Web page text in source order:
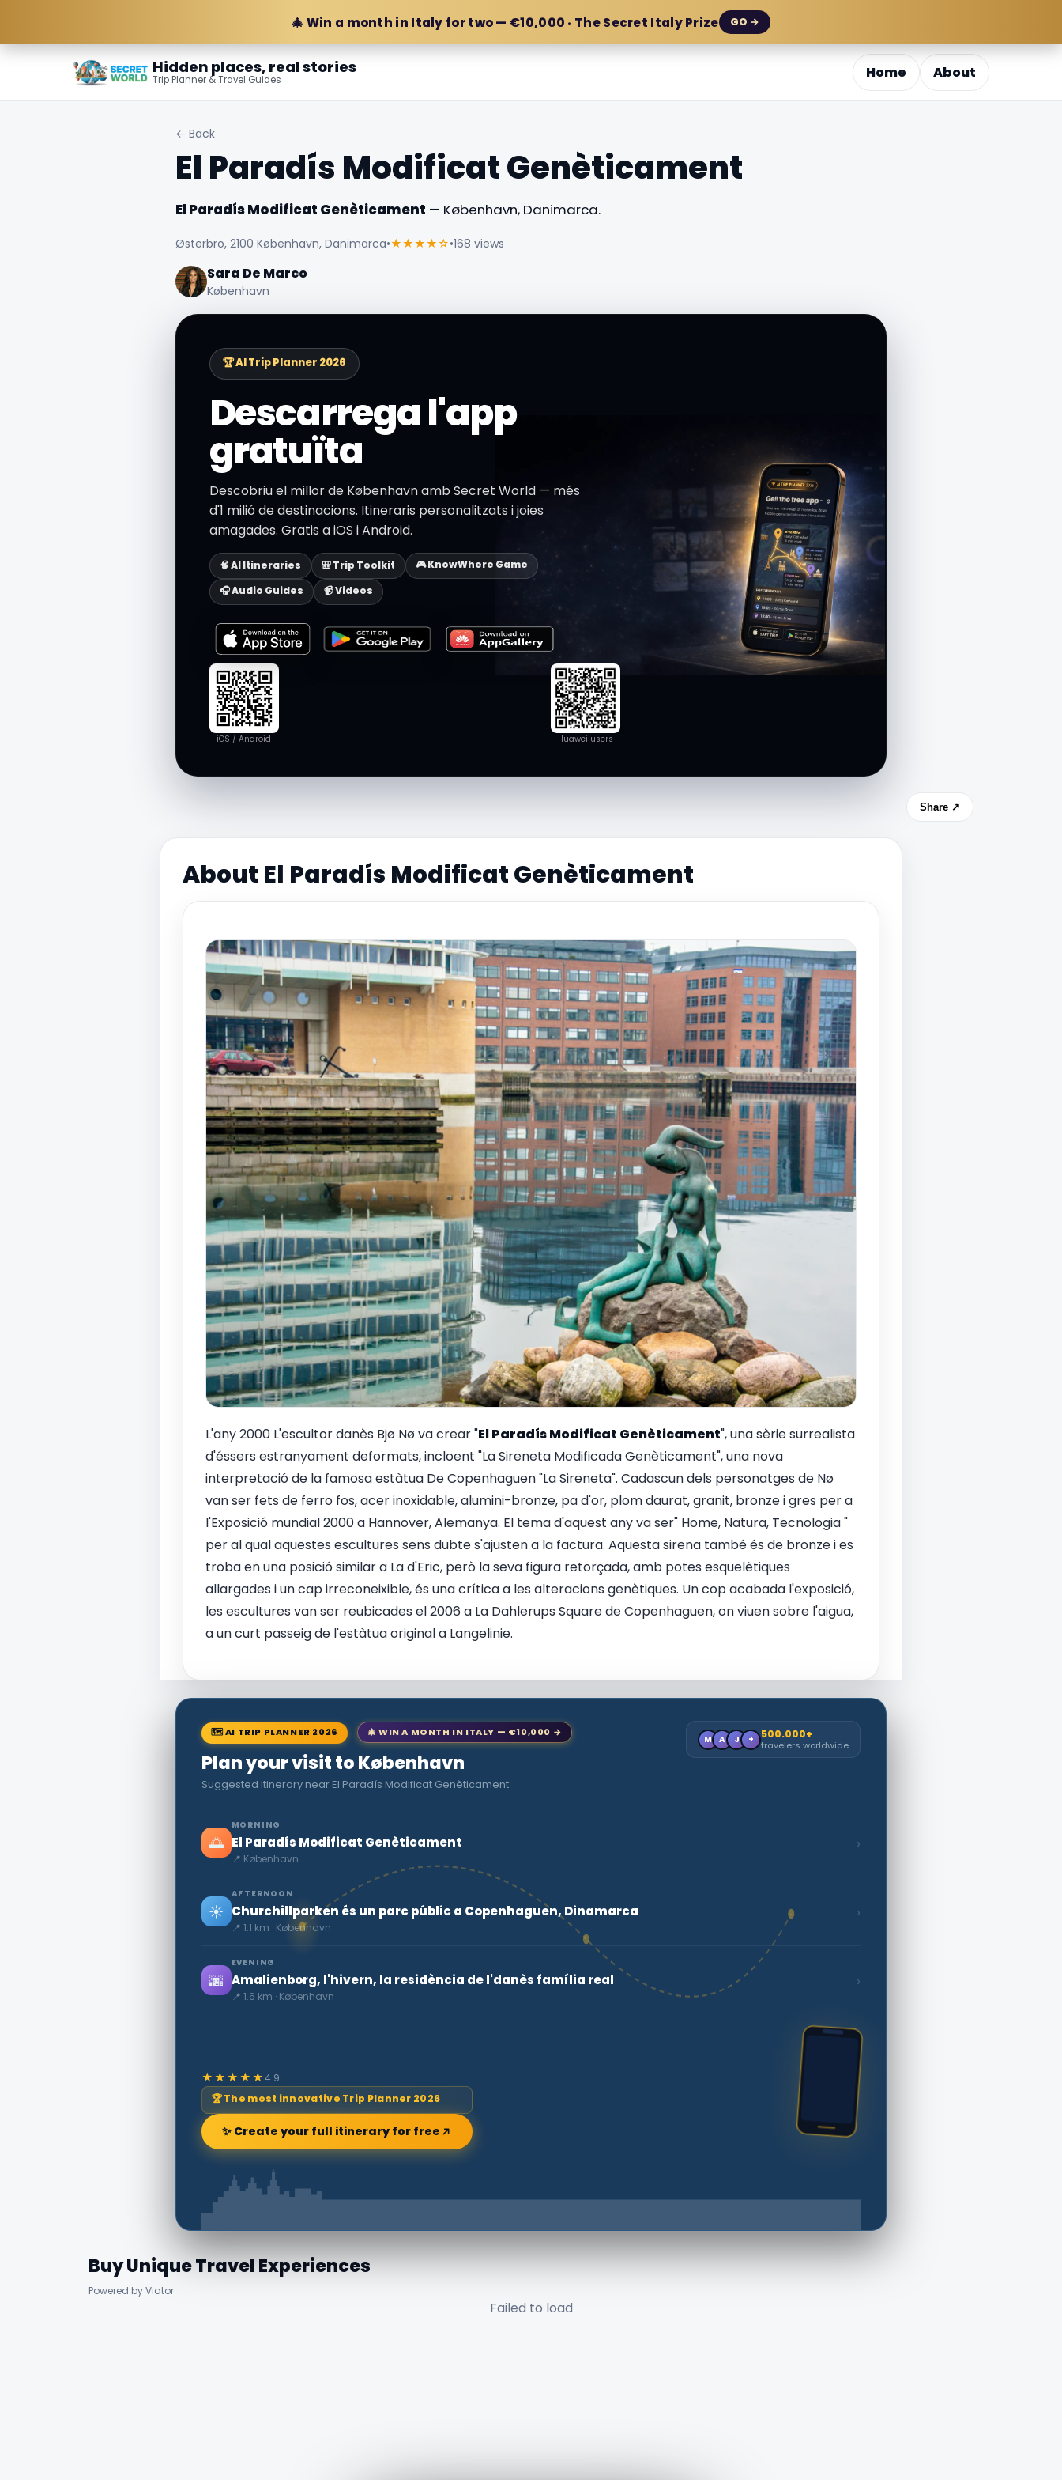
🎄 Win a month in Italy for two — €10,000 · The Secret Italy Prize GO →
Hidden places, real stories
Trip Planner & Travel Guides Home About
← Back
El Paradís Modificat Genèticament
El Paradís Modificat Genèticament — København, Danimarca.
Østerbro, 2100 København, Danimarca•★★★★☆•168 views
Sara De Marco
København
🏆 AI Trip Planner 2026
Descarrega l'app
gratuïta
Descobriu el millor de København amb Secret World — més
d'1 milió de destinacions. Itineraris personalitzats i joies
amagades. Gratis a iOS i Android.
🧠 AI Itineraries 🎒 Trip Toolkit
🎮 KnowWhere Game
🎧 Audio Guides
📹 Videos
iOS / Android Huawei users
Share ↗
About El Paradís Modificat Genèticament
L'any 2000 L'escultor danès Bjø Nø va crear "El Paradís Modificat Genèticament", una sèrie surrealista
d'éssers estranyament deformats, incloent "La Sireneta Modificada Genèticament", una nova
interpretació de la famosa estàtua De Copenhaguen "La Sireneta". Cadascun dels personatges de Nø
van ser fets de ferro fos, acer inoxidable, alumini-bronze, pa d'or, plom daurat, granit, bronze i gres per a
l'Exposició mundial 2000 a Hannover, Alemanya. El tema d'aquest any va ser" Home, Natura, Tecnologia "
per al qual aquestes escultures sens dubte s'ajusten a la factura. Aquesta sirena també és de bronze i es
troba en una posició similar a La d'Eric, però la seva figura retorçada, amb potes esquelètiques
allargades i un cap irreconeixible, és una crítica a les alteracions genètiques. Un cop acabada l'exposició,
les escultures van ser reubicades el 2006 a La Dahlerups Square de Copenhaguen, on viuen sobre l'aigua,
a un curt passeig de l'estàtua original a Langelinie.
🗺 AI TRIP PLANNER 2026 🎄 WIN A MONTH IN ITALY — €10,000 →
Plan your visit to København
Suggested itinerary near El Paradís Modificat Genèticament
M A J + 500.000+
travelers worldwide
🌅
MORNING
El Paradís Modificat Genèticament
📍 København
›
☀️
AFTERNOON
Churchillparken és un parc públic a Copenhaguen, Dinamarca
📍 1.1 km · København
›
🌆
EVENING
Amalienborg, l'hivern, la residència de l'danès família real
📍 1.6 km · København
›
★★★★★4.9
🏆 The most innovative Trip Planner 2026
✨ Create your full itinerary for free
Buy Unique Travel Experiences
Powered by Viator
Failed to load